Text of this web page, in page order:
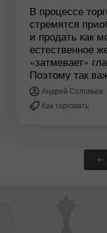
В процессе
стремятся
и продать как
естественное
«затмевает»
Поэтому так
Андрей Соловьев
Как торговать